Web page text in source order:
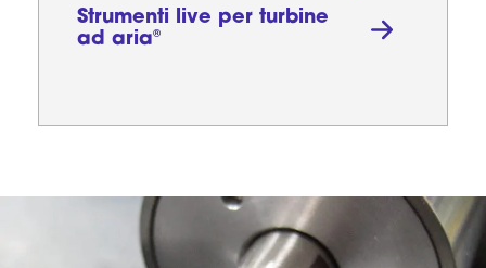
Strumenti live per turbine
ad aria®